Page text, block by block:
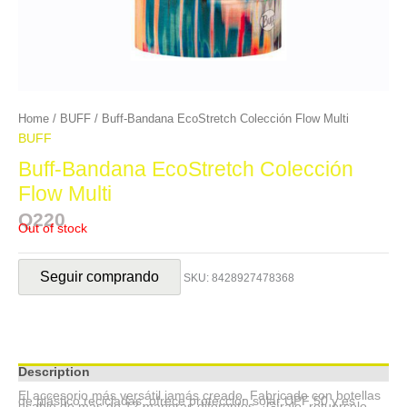
Home / BUFF / Buff-Bandana EcoStretch Colección Flow Multi
BUFF
Buff-Bandana EcoStretch Colección
Flow Multi
Q220
Out of stock
Seguir comprando SKU: 8428927478368
Description
El accesorio más versátil jamás creado. Fabricado con botellas
de plástico recicladas, ofrece protección solar UPF 50 y es